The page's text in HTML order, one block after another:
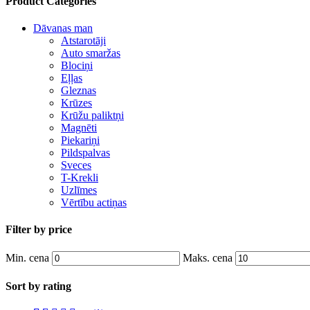
Dāvanas man
Atstarotāji
Auto smaržas
Blociņi
Eļļas
Gleznas
Krūzes
Krūžu paliktņi
Magnēti
Piekariņi
Pildspalvas
Sveces
T-Krekli
Uzlīmes
Vērtību actiņas
Psiholoģijas kārtis
Biznesam
Personībai
Filter by price
Min. cena Maks. cena
Sort by rating